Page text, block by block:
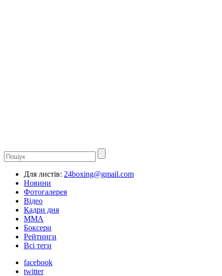
Для листів: 24boxing@gmail.com
Новини
Фотогалерея
Відео
Кадри дня
ММА
Боксери
Рейтинги
Всі теги
facebook
twitter